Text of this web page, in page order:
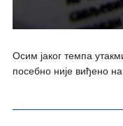
Осим јаког темпа
посебно није виђено